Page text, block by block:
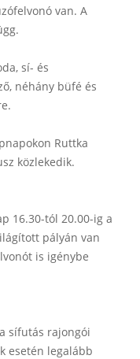
van. A
sí- és
néhány büfé és
Ruttka
közlekedik.
16.30-tól 20.00-ig a
pályán van
is igénybe
sífutás rajongói
esetén legalább